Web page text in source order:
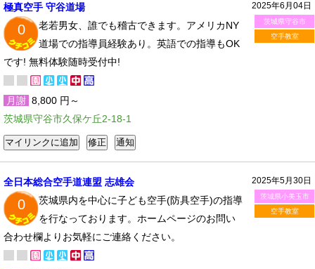
2025年6月04日
茨城県守谷市
空手教室
極真空手 守谷道場
0
老若男女、誰でも稽古できます。アメリカNY
道場での指導員経験あり。英語での指導もOK
です! 無料体験随時受付中!
月謝 8,800 円～
茨城県守谷市久保ケ丘2-18-1
2025年5月30日
茨城県小美玉市
空手教室
全日本総合空手道連盟 志雄会
0
茨城県内を中心に子ども空手(防具空手)の指導
を行なっております。ホームページのお問い
合わせ欄よりお気軽にご連絡ください。